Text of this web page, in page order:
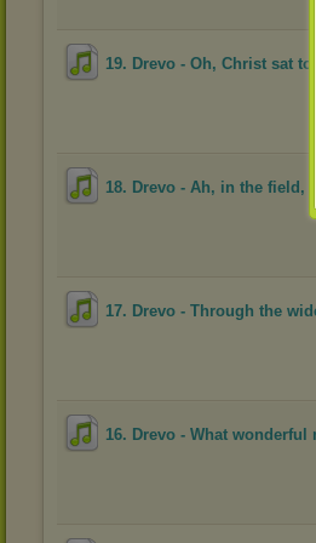
19. Drevo - Oh, Christ sat
18. Drevo - Ah, in the field,
17. Drevo - Through the
16. Drevo - What wonderful